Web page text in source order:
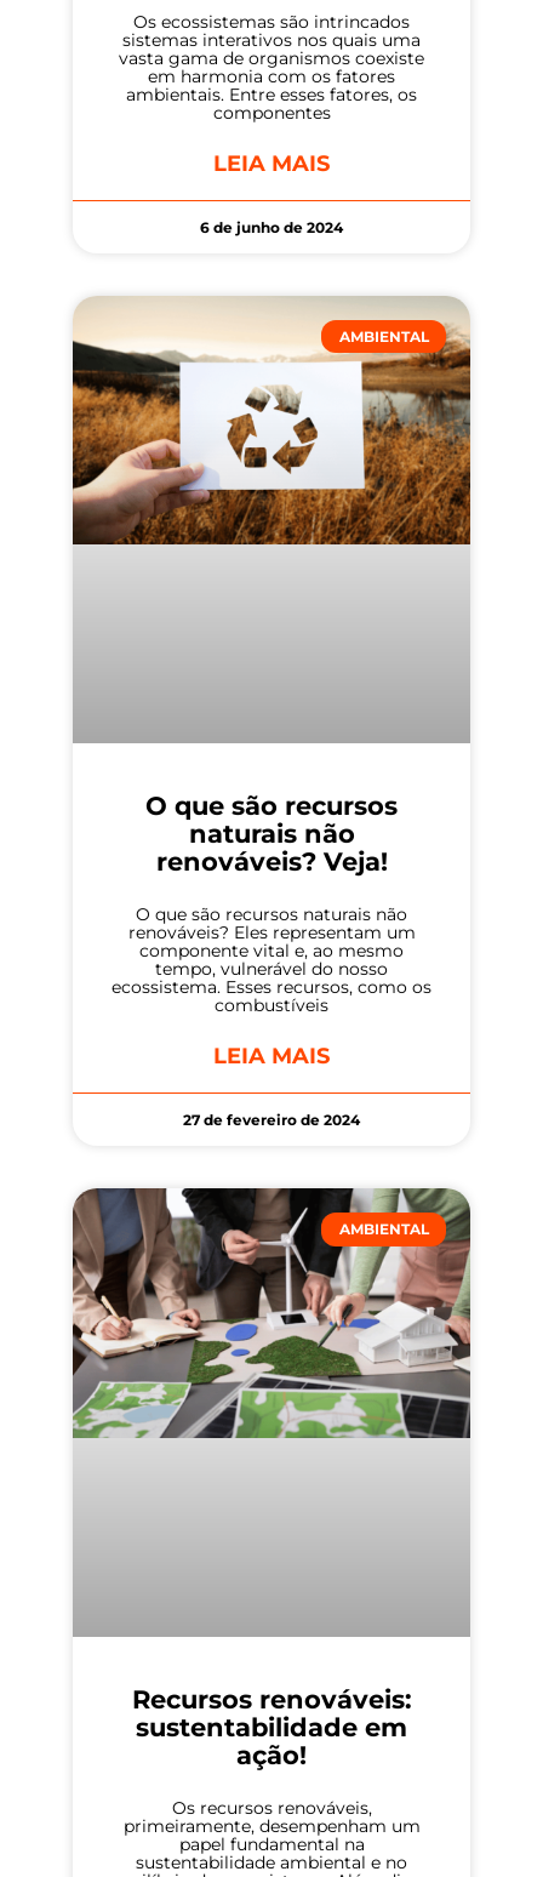
Os ecossistemas são intrincados
sistemas interativos nos quais uma
vasta gama de organismos coexiste
em harmonia com os fatores
ambientais. Entre esses fatores, os
componentes
LEIA MAIS
6 de junho de 2024
AMBIENTAL
O que são recursos
naturais não
renováveis? Veja!
O que são recursos naturais não
renováveis? Eles representam um
componente vital e, ao mesmo
tempo, vulnerável do nosso
ecossistema. Esses recursos, como os
combustíveis
LEIA MAIS
27 de fevereiro de 2024
AMBIENTAL
Recursos renováveis:
sustentabilidade em
ação!
Os recursos renováveis,
primeiramente, desempenham um
papel fundamental na
sustentabilidade ambiental e no